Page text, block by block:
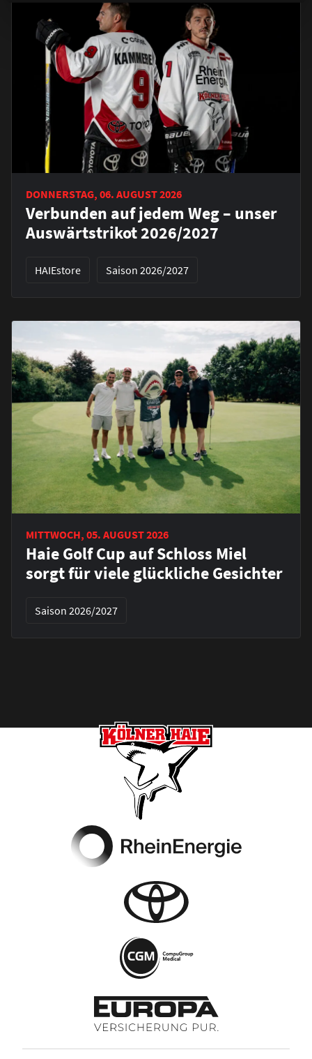
DONNERSTAG, 06. AUGUST 2026
Verbunden auf jedem Weg – unser
Auswärtstrikot 2026/2027
HAIEstore Saison 2026/2027
MITTWOCH, 05. AUGUST 2026
Haie Golf Cup auf Schloss Miel
sorgt für viele glückliche Gesichter
Saison 2026/2027